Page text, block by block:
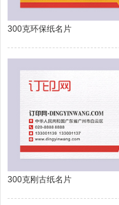
300克环保纸名片
300克刚古纸名片